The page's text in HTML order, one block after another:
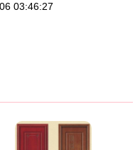
03:46:27